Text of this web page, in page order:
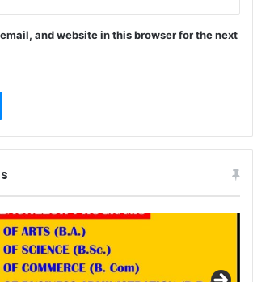
and website in this browser for the next